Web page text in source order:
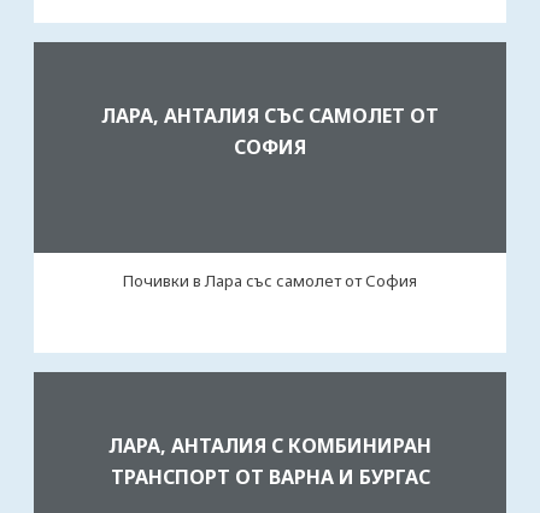
ЛАРА, АНТАЛИЯ СЪС САМОЛЕТ ОТ
СОФИЯ
Почивки в Лара със самолет от София
ЛАРА, АНТАЛИЯ С КОМБИНИРАН
ТРАНСПОРТ ОТ ВАРНА И БУРГАС